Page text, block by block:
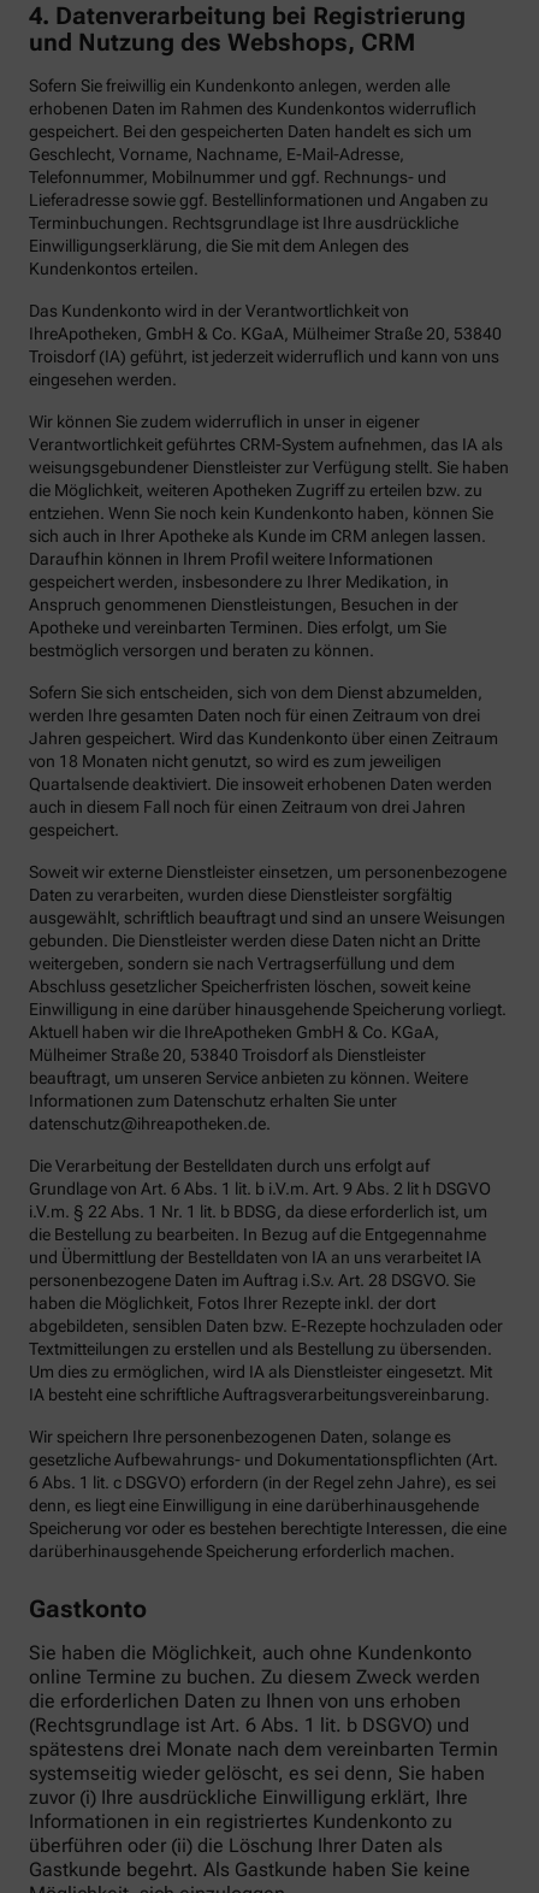
4. Datenverarbeitung bei Registrierung
und Nutzung des Webshops, CRM
Sofern Sie freiwillig ein Kundenkonto anlegen, werden alle
erhobenen Daten im Rahmen des Kundenkontos widerruflich
gespeichert. Bei den gespeicherten Daten handelt es sich um
Geschlecht, Vorname, Nachname, E-Mail-Adresse,
Telefonnummer, Mobilnummer und ggf. Rechnungs- und
Lieferadresse sowie ggf. Bestellinformationen und Angaben zu
Terminbuchungen. Rechtsgrundlage ist Ihre ausdrückliche
Einwilligungserklärung, die Sie mit dem Anlegen des
Kundenkontos erteilen.
Das Kundenkonto wird in der Verantwortlichkeit von
IhreApotheken, GmbH & Co. KGaA, Mülheimer Straße 20, 53840
Troisdorf (IA) geführt, ist jederzeit widerruflich und kann von uns
eingesehen werden.
Wir können Sie zudem widerruflich in unser in eigener
Verantwortlichkeit geführtes CRM-System aufnehmen, das IA als
weisungsgebundener Dienstleister zur Verfügung stellt. Sie haben
die Möglichkeit, weiteren Apotheken Zugriff zu erteilen bzw. zu
entziehen. Wenn Sie noch kein Kundenkonto haben, können Sie
sich auch in Ihrer Apotheke als Kunde im CRM anlegen lassen.
Daraufhin können in Ihrem Profil weitere Informationen
gespeichert werden, insbesondere zu Ihrer Medikation, in
Anspruch genommenen Dienstleistungen, Besuchen in der
Apotheke und vereinbarten Terminen. Dies erfolgt, um Sie
bestmöglich versorgen und beraten zu können.
Sofern Sie sich entscheiden, sich von dem Dienst abzumelden,
werden Ihre gesamten Daten noch für einen Zeitraum von drei
Jahren gespeichert. Wird das Kundenkonto über einen Zeitraum
von 18 Monaten nicht genutzt, so wird es zum jeweiligen
Quartalsende deaktiviert. Die insoweit erhobenen Daten werden
auch in diesem Fall noch für einen Zeitraum von drei Jahren
gespeichert.
Soweit wir externe Dienstleister einsetzen, um personenbezogene
Daten zu verarbeiten, wurden diese Dienstleister sorgfältig
ausgewählt, schriftlich beauftragt und sind an unsere Weisungen
gebunden. Die Dienstleister werden diese Daten nicht an Dritte
weitergeben, sondern sie nach Vertragserfüllung und dem
Abschluss gesetzlicher Speicherfristen löschen, soweit keine
Einwilligung in eine darüber hinausgehende Speicherung vorliegt.
Aktuell haben wir die IhreApotheken GmbH & Co. KGaA,
Mülheimer Straße 20, 53840 Troisdorf als Dienstleister
beauftragt, um unseren Service anbieten zu können. Weitere
Informationen zum Datenschutz erhalten Sie unter
datenschutz@ihreapotheken.de.
Die Verarbeitung der Bestelldaten durch uns erfolgt auf
Grundlage von Art. 6 Abs. 1 lit. b i.V.m. Art. 9 Abs. 2 lit h DSGVO
i.V.m. § 22 Abs. 1 Nr. 1 lit. b BDSG, da diese erforderlich ist, um
die Bestellung zu bearbeiten. In Bezug auf die Entgegennahme
und Übermittlung der Bestelldaten von IA an uns verarbeitet IA
personenbezogene Daten im Auftrag i.S.v. Art. 28 DSGVO. Sie
haben die Möglichkeit, Fotos Ihrer Rezepte inkl. der dort
abgebildeten, sensiblen Daten bzw. E-Rezepte hochzuladen oder
Textmitteilungen zu erstellen und als Bestellung zu übersenden.
Um dies zu ermöglichen, wird IA als Dienstleister eingesetzt. Mit
IA besteht eine schriftliche Auftragsverarbeitungsvereinbarung.
Wir speichern Ihre personenbezogenen Daten, solange es
gesetzliche Aufbewahrungs- und Dokumentationspflichten (Art.
6 Abs. 1 lit. c DSGVO) erfordern (in der Regel zehn Jahre), es sei
denn, es liegt eine Einwilligung in eine darüberhinausgehende
Speicherung vor oder es bestehen berechtigte Interessen, die eine
darüberhinausgehende Speicherung erforderlich machen.
Gastkonto
Sie haben die Möglichkeit, auch ohne Kundenkonto
online Termine zu buchen. Zu diesem Zweck werden
die erforderlichen Daten zu Ihnen von uns erhoben
(Rechtsgrundlage ist Art. 6 Abs. 1 lit. b DSGVO) und
spätestens drei Monate nach dem vereinbarten Termin
systemseitig wieder gelöscht, es sei denn, Sie haben
zuvor (i) Ihre ausdrückliche Einwilligung erklärt, Ihre
Informationen in ein registriertes Kundenkonto zu
überführen oder (ii) die Löschung Ihrer Daten als
Gastkunde begehrt. Als Gastkunde haben Sie keine